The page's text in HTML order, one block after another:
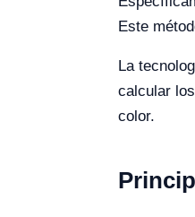
Este
La
calcular
color.